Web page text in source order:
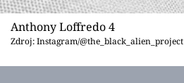
Anthony Loffredo 4
Zdroj: Instagram/@the_black_alien_project